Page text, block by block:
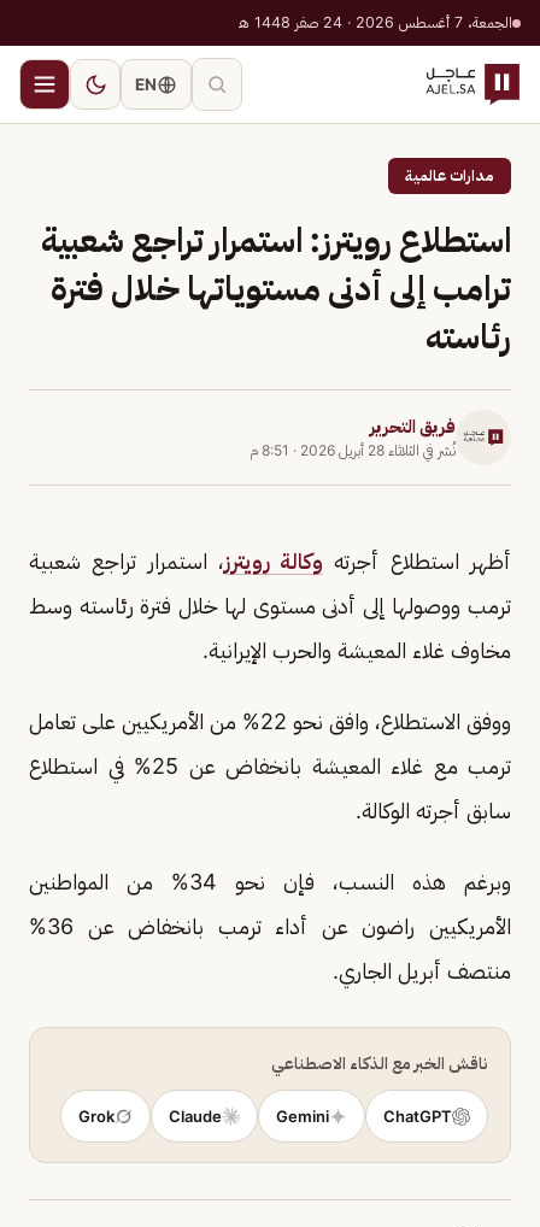
الجمعة، 7 أغسطس 2026 · 24 صفر 1448 هـ
EN
مدارات عالمية
استطلاع رويترز: استمرار تراجع شعبية
ترامب إلى أدنى مستوياتها خلال فترة
رئاسته
فريق التحرير
نُشر في الثلاثاء 28 أبريل 2026 · 8:51 م
أظهر استطلاع أجرته وكالة رويترز، استمرار تراجع شعبية
ترمب ووصولها إلى أدنى مستوى لها خلال فترة رئاسته وسط
مخاوف غلاء المعيشة والحرب الإيرانية.
ووفق الاستطلاع، وافق نحو 22% من الأمريكيين على تعامل
ترمب مع غلاء المعيشة بانخفاض عن 25% في استطلاع
سابق أجرته الوكالة.
وبرغم هذه النسب، فإن نحو 34% من المواطنين
الأمريكيين راضون عن أداء ترمب بانخفاض عن 36%
منتصف أبريل الجاري.
ناقش الخبر مع الذكاء الاصطناعي
ChatGPT
Gemini
Claude
Grok